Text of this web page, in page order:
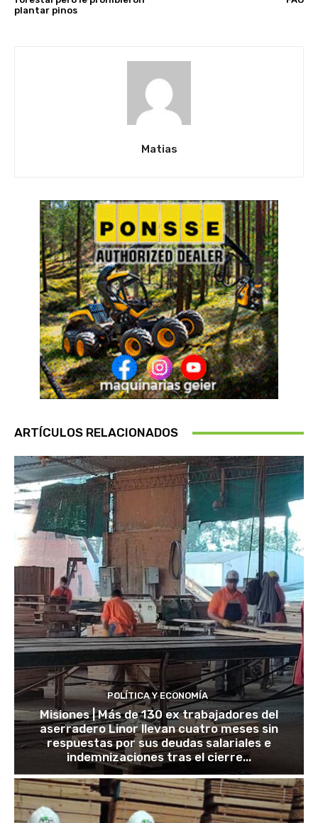
plantar pinos
Matias
ARTÍCULOS RELACIONADOS
POLÍTICA Y ECONOMÍA
Misiones | Más de 130 ex trabajadores del
aserradero Linor llevan cuatro meses sin
respuestas por sus deudas salariales e
indemnizaciones tras el cierre...